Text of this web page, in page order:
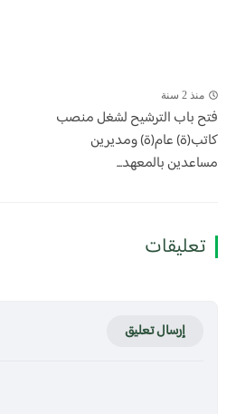
منذ 2 سنة
فتح باب الترشيح لشغل منصب
كاتب(ة) عام(ة) ومديرين
مساعدين بالمعهد...
تعليقات
إرسال تعليق